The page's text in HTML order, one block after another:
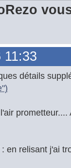
11:33
détails
prometteur....
: en relisant j'ai